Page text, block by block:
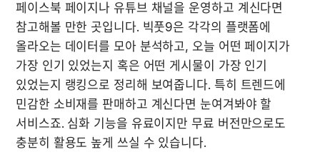
페이스북 페이지나 유튜브 채널을 운영하고 계신다면
참고해볼 만한 곳입니다. 빅풋9은 각각의 플랫폼에
올라오는 데이터를 모아 분석하고, 오늘 어떤 페이지가
가장 인기 있었는지 혹은 어떤 게시물이 가장 인기
있었는지 랭킹으로 정리해 보여줍니다. 특히 트렌드에
민감한 소비재를 판매하고 계신다면 눈여겨봐야 할
서비스죠. 심화 기능을 유료이지만 무료 버전만으로도